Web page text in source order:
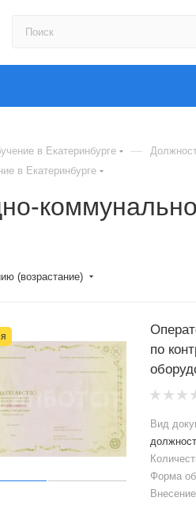
в Екатеринбурге —
в Екатеринбурге
(возрастание)
по
Вид
Форма